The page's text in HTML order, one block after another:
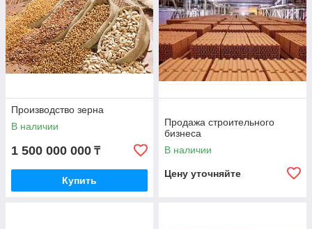
Производство зерна
В наличии
1 500 000 000 ₸
Купить
Продажа строительного
бизнеса
В наличии
Цену уточняйте